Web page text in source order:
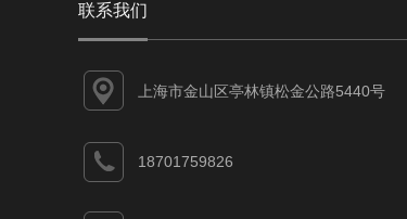
联系我们
上海市金山区亭林镇松金公路5440号
18701759826